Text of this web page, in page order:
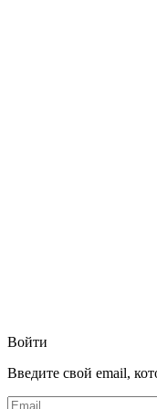
Войти
Введите свой email,